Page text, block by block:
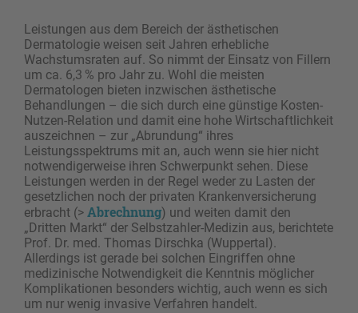
Leistungen aus dem Bereich der ästhetischen
Dermatologie weisen seit Jahren erhebliche
Wachstumsraten auf. So nimmt der Einsatz von Fillern
um ca. 6,3 % pro Jahr zu. Wohl die meisten
Dermatologen bieten inzwischen ästhetische
Behandlungen – die sich durch eine günstige Kosten-
Nutzen-Relation und damit eine hohe Wirtschaftlichkeit
auszeichnen – zur „Abrundung“ ihres
Leistungsspektrums mit an, auch wenn sie hier nicht
notwendigerweise ihren Schwerpunkt sehen. Diese
Leistungen werden in der Regel weder zu Lasten der
gesetzlichen noch der privaten Krankenversicherung
erbracht (> Abrechnung) und weiten damit den
„Dritten Markt“ der Selbstzahler-­Medizin aus, berichtete
Prof. Dr. med. Thomas Dirschka (Wuppertal).
Allerdings ist gerade bei solchen Eingriffen ohne
medizinische Notwendigkeit die Kenntnis möglicher
Komplikationen besonders wichtig, auch wenn es sich
um nur wenig invasive Verfahren handelt.